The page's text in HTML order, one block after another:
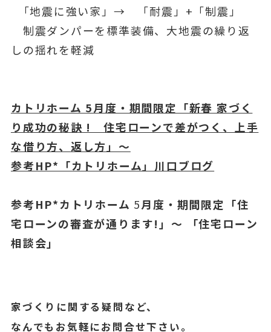
「地震に強い家」→ 「耐震」+「制震」
制震ダンパーを標準装備、大地震の繰り返
しの揺れを軽減
カトリホーム 5月度・期間限定「新春 家づく
り成功の秘訣 ! 住宅ローンで差がつく、上手
な借り方、返し方」～
参考HP*「カトリホーム」川口ブログ
参考HP*カトリホーム 5月度・期間限定「住
宅ローンの審査が通ります!」～ 「住宅ローン
相談会」
家づくりに関する疑問など、
なんでもお気軽にお問合せ下さい。